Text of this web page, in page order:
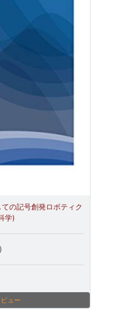
の記号創発ロボティク
学)
ュー